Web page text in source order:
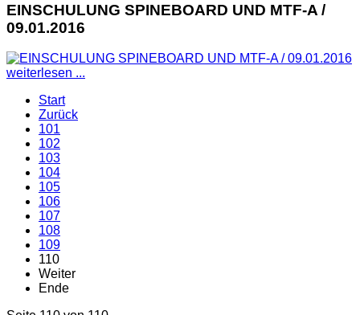
EINSCHULUNG SPINEBOARD UND MTF-A /
09.01.2016
weiterlesen ...
Start
Zurück
101
102
103
104
105
106
107
108
109
110
Weiter
Ende